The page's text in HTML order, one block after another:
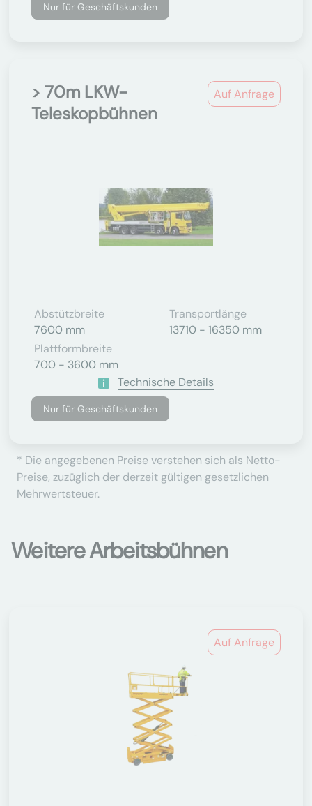
Nur für Geschäftskunden
Auf Anfrage
> 70m LKW-
Teleskopbühnen
Abstützbreite
7600 mm
Transportlänge
13710 - 16350 mm
Plattformbreite
700 - 3600 mm
Technische Details
Nur für Geschäftskunden
* Die angegebenen Preise verstehen sich als Netto-
Preise, zuzüglich der derzeit gültigen gesetzlichen
Mehrwertsteuer.
Weitere Arbeitsbühnen
Auf Anfrage